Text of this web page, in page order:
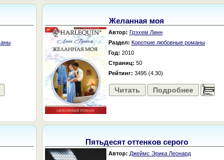
Желанная моя
Автор: Грэхем Линн
Раздел: Короткие любовные романы
Год: 2010
Страниц: 50
Рейтинг: 3495 (4.30)
Читать Подробнее ......
Пятьдесят оттенков серого
Автор: Джеймс Эрика Леонард